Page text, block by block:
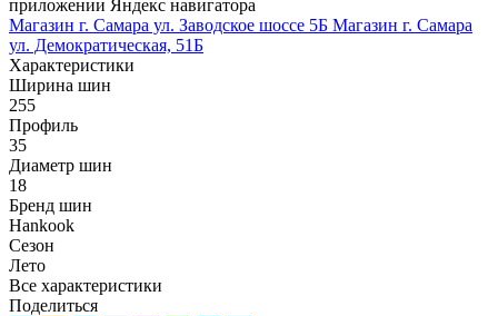
приложении Яндекс навигатора
Магазин г. Самара ул. Заводское шоссе 5Б Магазин г. Самара
ул. Демократическая, 51Б
Характеристики
Ширина шин
255
Профиль
35
Диаметр шин
18
Бренд шин
Hankook
Сезон
Лето
Все характеристики
Поделиться